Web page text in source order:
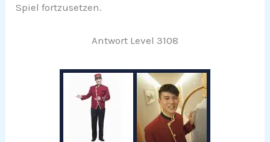
Spiel fortzusetzen.
Antwort Level 3108